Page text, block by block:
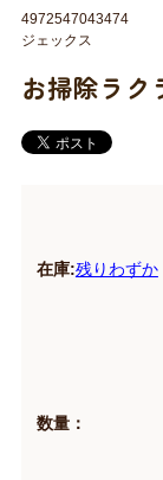
お掃除ラク
在庫:残りわずか
数量：
4972547043474
ジェックス